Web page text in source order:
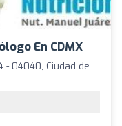
En CDMX
- 04040, Ciudad de